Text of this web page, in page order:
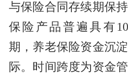
与保险合同存续期保
保险产品普遍具有
期，养老保险资金沉
际。时间跨度为资金